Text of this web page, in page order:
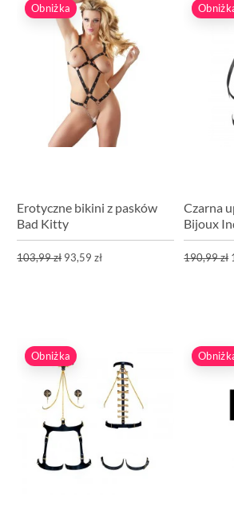
Obniżka
Erotyczne bikini z pasków
Bad Kitty
103,99 zł 93,59 zł
Czarna
Bijoux
190,99 zł
Obniżka